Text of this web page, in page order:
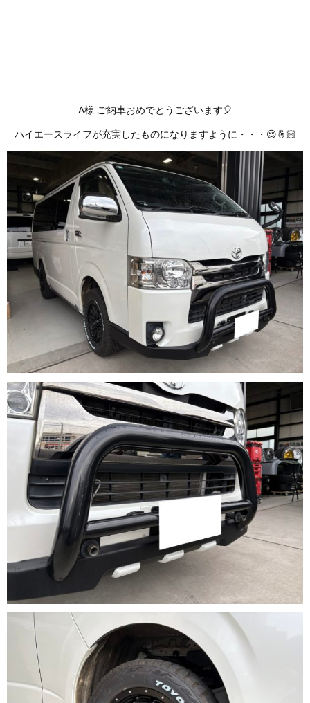
A様 ご納車おめでとうございます🎈
ハイエースライフが充実したものになりますように・・・😌🤞🏻